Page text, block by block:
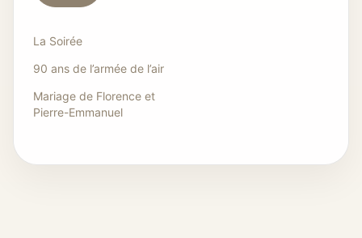
La Soirée
90 ans de l’armée de l’air
Mariage de Florence et
Pierre-Emmanuel